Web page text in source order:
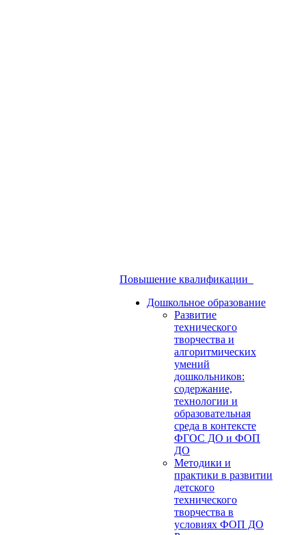
Повышение квалификации
Дошкольное образование
Развитие
технического
творчества и
алгоритмических
умений
дошкольников:
содержание,
технологии и
образовательная
среда в контексте
ФГОС ДО и ФОП
ДО
Методики и
практики в развитии
детского
технического
творчества в
условиях ФОП ДО